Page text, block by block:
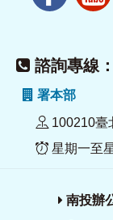
諮詢專線
署本部
100210臺
星期一至
南投辦